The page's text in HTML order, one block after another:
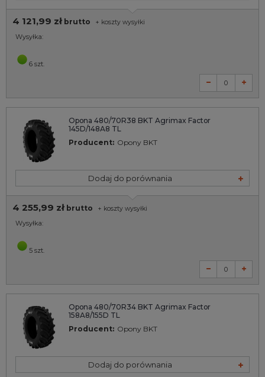
4 121,99 zł brutto + koszty wysyłki
Wysyłka:
6 szt.
Opona 480/70R38 BKT Agrimax Factor
145D/148A8 TL
Producent: Opony BKT
Dodaj do porównania
4 255,99 zł brutto + koszty wysyłki
Wysyłka:
5 szt.
Opona 480/70R34 BKT Agrimax Factor
158A8/155D TL
Producent: Opony BKT
Dodaj do porównania